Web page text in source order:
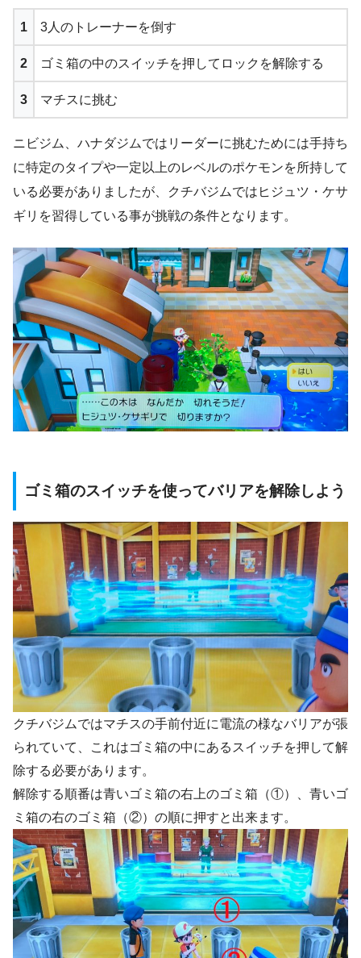
1 3人のトレーナーを倒す
2 ゴミ箱の中のスイッチを押してロックを解除する
3 マチスに挑む
ニビジム、ハナダジムではリーダーに挑むためには手持ち
に特定のタイプや一定以上のレベルのポケモンを所持して
いる必要がありましたが、
クチバジムではヒジュツ・ケサ
ギリを習得している事が挑戦の条件となります。
ゴミ箱のスイッチを使ってバリアを解除しよう
クチバジムではマチスの手前付近に電流の様なバリアが張
られていて、これはゴミ箱の中にあるスイッチを押して解
除する必要があります。
解除する順番は青いゴミ箱の右上のゴミ箱（①）、青いゴ
ミ箱の右のゴミ箱（②）の順に押すと出来ます。